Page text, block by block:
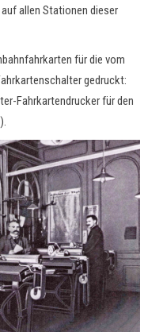
allen Stationen dieser
für die vom
gedruckt:
Fahrkartendrucker für den